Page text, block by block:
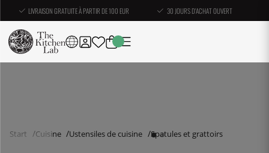
LIVRAISON GRATUITE À PARTIR DE 100 EUR 30 JOURS D'ACHAT OUVERT
Start Cuisine Ustensiles de cuisine Spatules et grattoirs